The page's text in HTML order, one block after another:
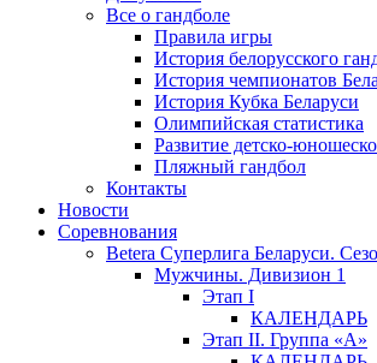
Все о гандболе
Правила игры
История белорусского
История чемпионатов
История Кубка Беларуси
Олимпийская статистика
Развитие детско-
Пляжный гандбол
Контакты
Новости
Соревнования
Betera Суперлига Беларуси.
Мужчины. Дивизион 1
Этап I
КАЛЕНДАРЬ
Этап II. Группа «А»